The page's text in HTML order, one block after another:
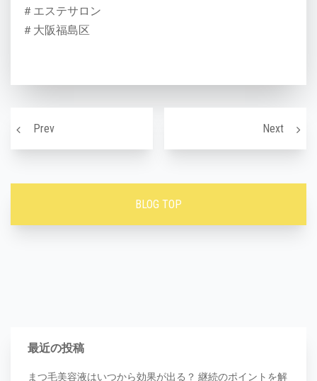
＃エステサロン
＃大阪福島区
Prev
介護脱毛って！？ Nextどん
BLOG TOP
最近の投稿
まつ毛美容液はいつから効果が出る？ 継続のポイントを解